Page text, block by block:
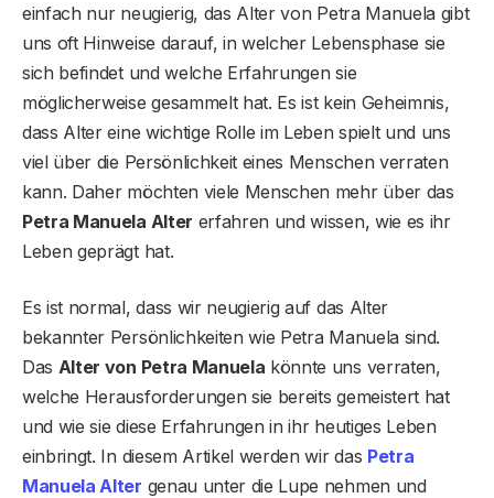
einfach nur neugierig, das Alter von Petra Manuela gibt
uns oft Hinweise darauf, in welcher Lebensphase sie
sich befindet und welche Erfahrungen sie
möglicherweise gesammelt hat. Es ist kein Geheimnis,
dass Alter eine wichtige Rolle im Leben spielt und uns
viel über die Persönlichkeit eines Menschen verraten
kann. Daher möchten viele Menschen mehr über das
Petra Manuela Alter erfahren und wissen, wie es ihr
Leben geprägt hat.
Es ist normal, dass wir neugierig auf das Alter
bekannter Persönlichkeiten wie Petra Manuela sind.
Das Alter von Petra Manuela könnte uns verraten,
welche Herausforderungen sie bereits gemeistert hat
und wie sie diese Erfahrungen in ihr heutiges Leben
einbringt. In diesem Artikel werden wir das Petra
Manuela Alter genau unter die Lupe nehmen und